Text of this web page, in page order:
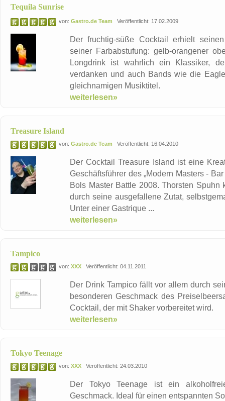
Tequila Sunrise
von: Gastro.de Team Veröffentlicht: 17.02.2009
Der fruchtig-süße Cocktail erhielt
seiner Farbabstufung: gelb-orangener
Longdrink ist wahrlich ein Klassiker,
verdanken und auch Bands wie die
gleichnamigen Musiktitel.
weiterlesen»
Treasure Island
von: Gastro.de Team Veröffentlicht: 16.04.2010
Der Cocktail Treasure Island ist eine
Geschäftsführer des „Modern Masters -
Bols Master Battle 2008. Thorsten
durch seine ausgefallene Zutat,
Unter einer Gastrique ...
weiterlesen»
Tampico
von: XXX Veröffentlicht: 04.11.2011
Der Drink Tampico fällt vor allem durch
besonderen Geschmack des
Cocktail, der mit Shaker vorbereitet wird.
weiterlesen»
Tokyo Teenage
von: XXX Veröffentlicht: 24.03.2010
Der Tokyo Teenage ist ein
Geschmack. Ideal für einen entspannten